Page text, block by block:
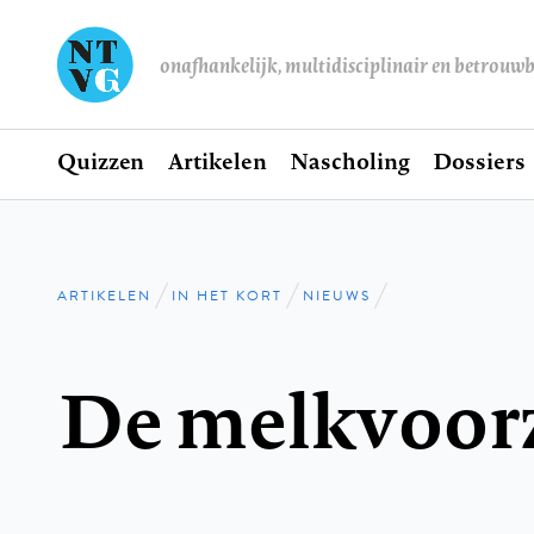
onafhankelijk, multidisciplinair en
Hoofdnavigatie
Home
Quizzen Artikelen Nascholing Dossiers
Kruimelpad
ARTIKELEN IN HET KORT NIEUWS
De